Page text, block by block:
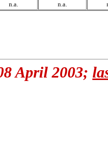
n.a. n.a.
April 2003;